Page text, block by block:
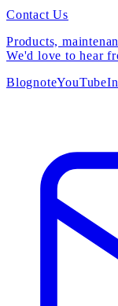
Contact Us
Products,
We'd love to hear
BlognoteYouTube